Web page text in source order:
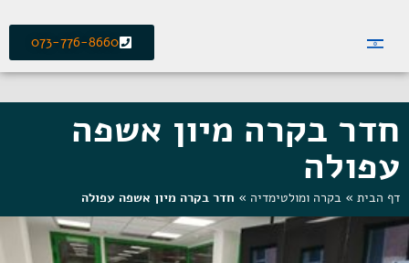
073-776-8660
חדר בקרה מיון אשפה
עפולה
דף הבית » בקרה ומולטימדיה » חדר בקרה מיון אשפה עפולה